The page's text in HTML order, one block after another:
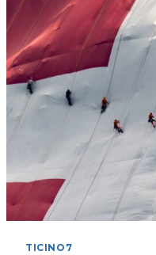
TICINO7